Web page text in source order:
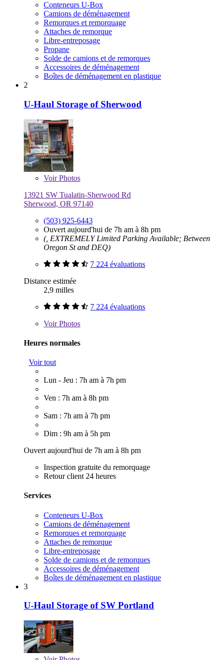
Conteneurs U-Box
Camions de déménagement
Remorques et remorquage
Attaches de remorque
Libre-entreposage
Propane
Solde de camions et de remorques
Accessoires de déménagement
Boîtes de déménagement en plastique
2
U-Haul Storage of Sherwood
VoirPhotos
13921 SW Tualatin-Sherwood Rd
Sherwood, OR 97140
(503) 925-6443
Ouvert aujourd'hui de 7h am à 8h pm
(, EXTREMELY Limited Parking Available; Between
Oregon St and DEQ)
7 224 évaluations
Distance estimée
2,9 milles
7 224 évaluations
VoirPhotos
Heures normales
Voir tout
Lun - Jeu : 7h am à 7h pm
Ven : 7h am à 8h pm
Sam : 7h am à 7h pm
Dim : 9h am à 5h pm
Ouvert aujourd'hui de 7h am à 8h pm
Inspection gratuite du remorquage
Retour client 24 heures
Services
Conteneurs U-Box
Camions de déménagement
Remorques et remorquage
Attaches de remorque
Libre-entreposage
Solde de camions et de remorques
Accessoires de déménagement
Boîtes de déménagement en plastique
3
U-Haul Storage of SW Portland